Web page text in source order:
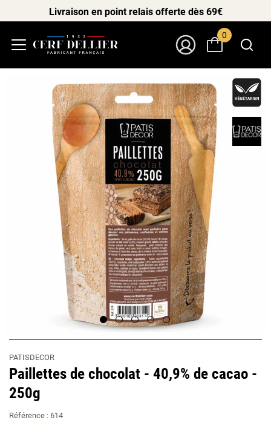
Livraison en point relais offerte dès 69€
0
PATISDECOR
Paillettes de chocolat - 40,9% de cacao -
250g
Référence : 614